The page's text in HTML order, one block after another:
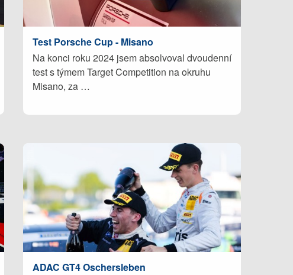
Test Porsche Cup - Misano
Na konci roku 2024 jsem absolvoval dvoudenní
test s týmem Target Competition na okruhu
Misano, za …
ADAC GT4 Oschersleben